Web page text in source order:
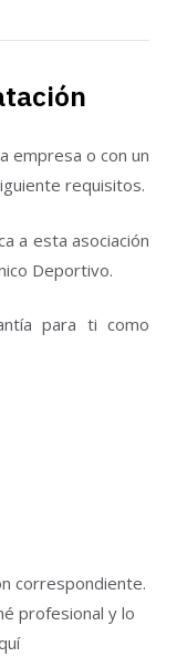
empresa o con un
requisitos.
a esta asociación
Deportivo.
para ti como
correspondiente.
profesional y lo